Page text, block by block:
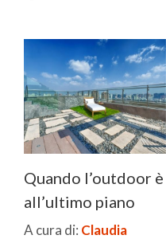
Quando l’outdoor è
all’ultimo piano
A cura di: Claudia